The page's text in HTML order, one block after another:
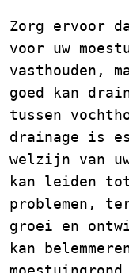
Zorg ervoor
voor uw
vasthouden,
goed kan
tussen
drainage is
welzijn van
kan leiden
problemen,
groei en
kan